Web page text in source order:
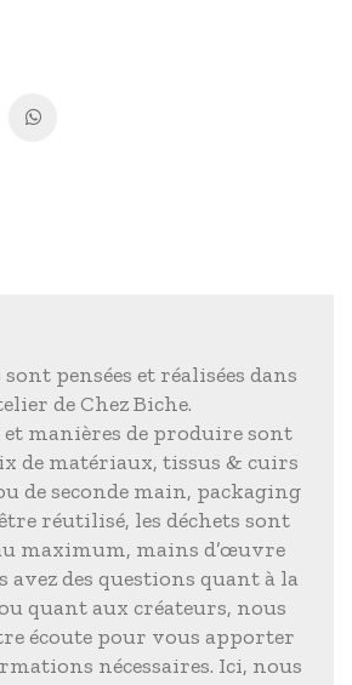
pensées et réalisées dans
de Chez Biche.
et manières de produire sont
de matériaux, tissus & cuirs
de seconde main, packaging
réutilisé, les déchets sont
maximum, mains d’œuvre
avez des questions quant à la
quant aux créateurs, nous
écoute pour vous apporter
nécessaires. Ici, nous